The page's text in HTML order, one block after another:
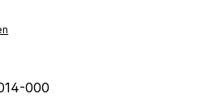
000